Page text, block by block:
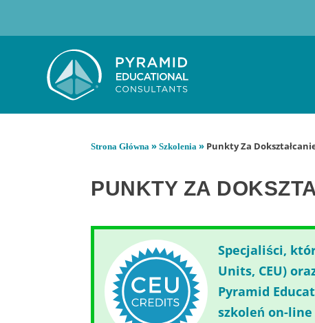
Strona Główna » Szkolenia » Punkty Za
PUNKTY ZA
Specjaliści,
Units, CEU)
Pyramid
szkoleń on-